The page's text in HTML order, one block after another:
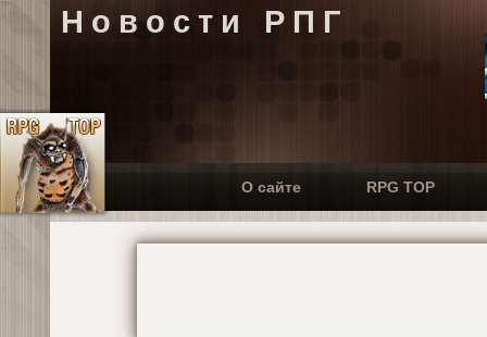
Новости РПГ
О сайте RPG TOP